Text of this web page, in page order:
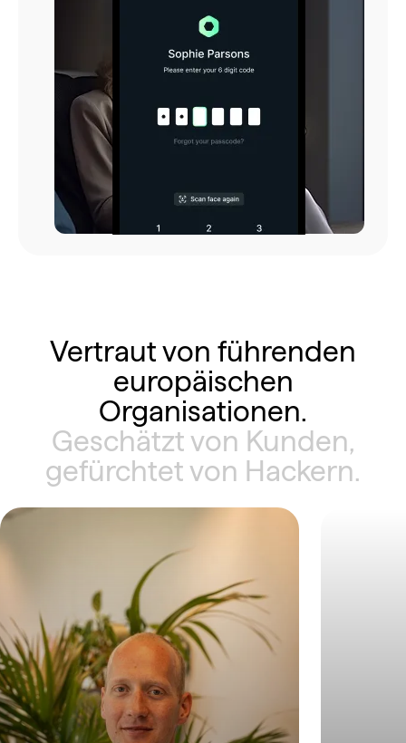
Vertraut von führenden
europäischen
Organisationen.
Geschätzt von Kunden,
gefürchtet von Hackern.